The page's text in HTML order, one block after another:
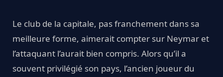
Le club de la capitale, pas franchement dans sa
meilleure forme, aimerait compter sur Neymar et
l’attaquant l’aurait bien compris. Alors qu’il a
souvent privilégié son pays, l’ancien joueur du